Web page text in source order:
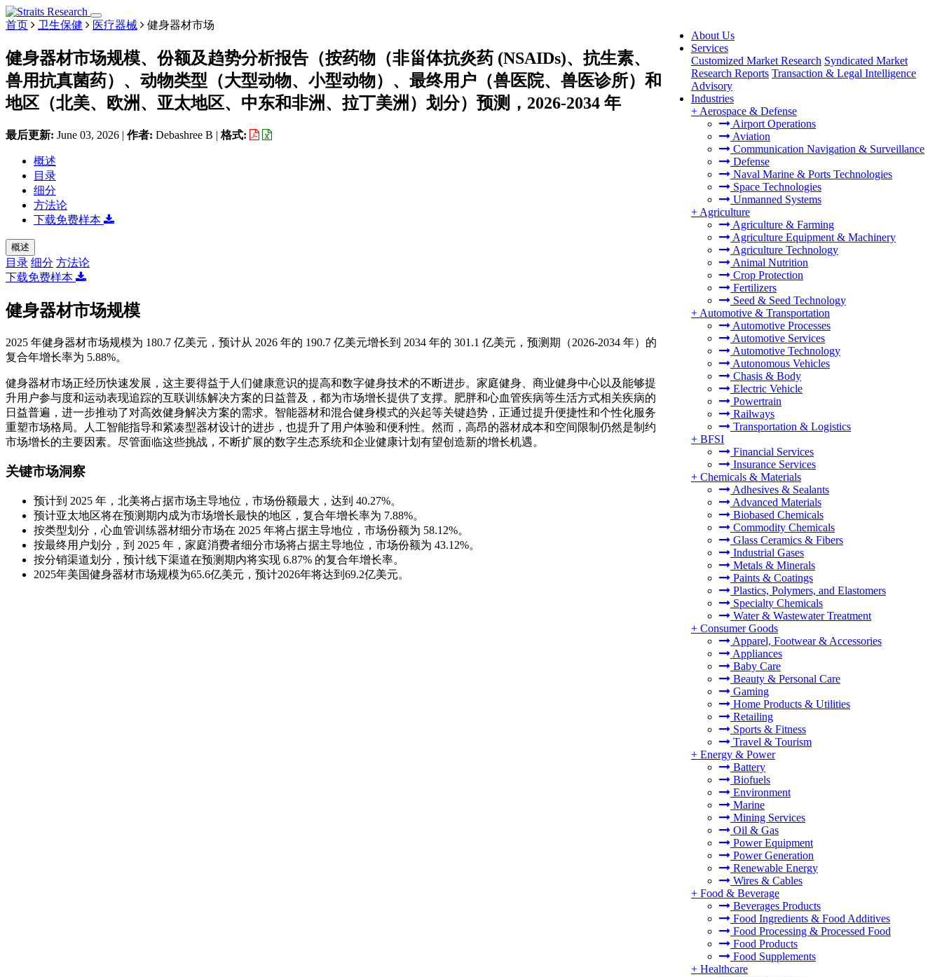
About Us
Services
Customized Market Research Syndicated Market
Research Reports Transaction & Legal Intelligence
Advisory
Industries
+ Aerospace & Defense
Airport Operations
Aviation
Communication Navigation & Surveillance
Defense
Naval Marine & Ports Technologies
Space Technologies
Unmanned Systems
+ Agriculture
Agriculture & Farming
Agriculture Equipment & Machinery
Agriculture Technology
Animal Nutrition
Crop Protection
Fertilizers
Seed & Seed Technology
+ Automotive & Transportation
Automotive Processes
Automotive Services
Automotive Technology
Autonomous Vehicles
Chasis & Body
Electric Vehicle
Powertrain
Railways
Transportation & Logistics
+ BFSI
Financial Services
Insurance Services
+ Chemicals & Materials
Adhesives & Sealants
Advanced Materials
Biobased Chemicals
Commodity Chemicals
Glass Ceramics & Fibers
Industrial Gases
Metals & Minerals
Paints & Coatings
Plastics, Polymers, and Elastomers
Specialty Chemicals
Water & Wastewater Treatment
+ Consumer Goods
Apparel, Footwear & Accessories
Appliances
Baby Care
Beauty & Personal Care
Gaming
Home Products & Utilities
Retailing
Sports & Fitness
Travel & Tourism
+ Energy & Power
Battery
Biofuels
Environment
Marine
Mining Services
Oil & Gas
Power Equipment
Power Generation
Renewable Energy
Wires & Cables
+ Food & Beverage
Beverages Products
Food Ingredients & Food Additives
Food Processing & Processed Food
Food Products
Food Supplements
+ Healthcare
首页 卫生保健 医疗器械 健身器材市场
健身器材市场规模、份额及趋势分析报告（按药物（非甾体抗炎药 (NSAIDs)、抗生素、
兽用抗真菌药）、动物类型（大型动物、小型动物）、最终用户（兽医院、兽医诊所）和
地区（北美、欧洲、亚太地区、中东和非洲、拉丁美洲）划分）预测，2026-2034 年
最后更新: June 03, 2026 | 作者: Debashree B | 格式:
概述
目录
细分
方法论
下载免费样本
概述
目录 细分 方法论
下载免费样本
健身器材市场规模
2025 年健身器材市场规模为 180.7 亿美元，预计从 2026 年的 190.7 亿美元增长到 2034 年的 301.1 亿美元，预测期（2026-2034 年）的
复合年增长率为 5.88%。
健身器材市场正经历快速发展，这主要得益于人们健康意识的提高和数字健身技术的不断进步。家庭健身、商业健身中心以及能够提
升用户参与度和运动表现追踪的互联训练解决方案的日益普及，都为市场增长提供了支撑。肥胖和心血管疾病等生活方式相关疾病的
日益普遍，进一步推动了对高效健身解决方案的需求。智能器材和混合健身模式的兴起等关键趋势，正通过提升便捷性和个性化服务
重塑市场格局。人工智能指导和紧凑型器材设计的进步，也提升了用户体验和便利性。然而，高昂的器材成本和空间限制仍然是制约
市场增长的主要因素。尽管面临这些挑战，不断扩展的数字生态系统和企业健康计划有望创造新的增长机遇。
关键市场洞察
预计到 2025 年，北美将占据市场主导地位，市场份额最大，达到 40.27%。
预计亚太地区将在预测期内成为市场增长最快的地区，复合年增长率为 7.88%。
按类型划分，心血管训练器材细分市场在 2025 年将占据主导地位，市场份额为 58.12%。
按最终用户划分，到 2025 年，家庭消费者细分市场将占据主导地位，市场份额为 43.12%。
按分销渠道划分，预计线下渠道在预测期内将实现 6.87% 的复合年增长率。
2025年美国健身器材市场规模为65.6亿美元，预计2026年将达到69.2亿美元。